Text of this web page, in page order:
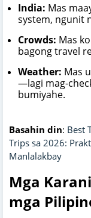
India: Mas
system, ngunit
Crowds: Mas
bagong travel
Weather: Mas
—lagi mag-
bumiyahe.
Basahin din: Best
Trips sa 2026:
Manlalakbay
Mga
mga